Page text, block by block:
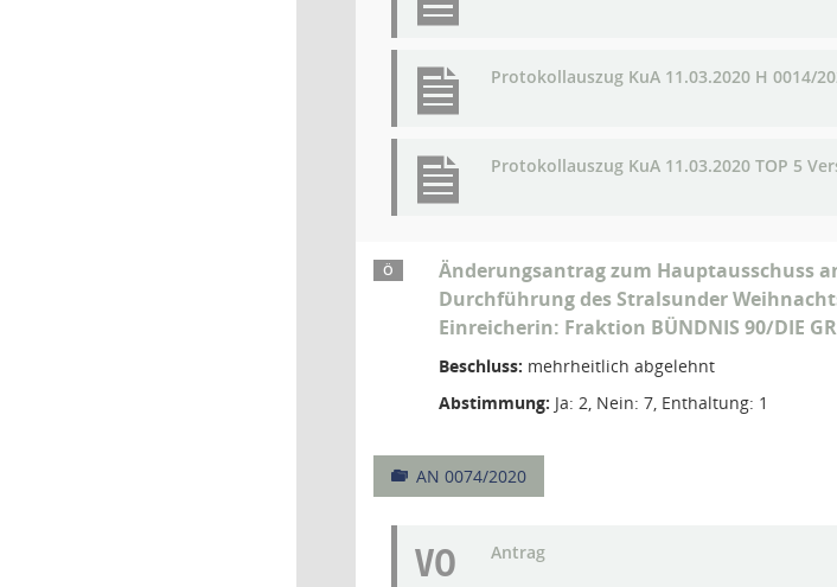
Protokollauszug KuA 11.03.2020 H 0014/
Protokollauszug KuA 11.03.2020 TOP 5
Ö
Änderungsantrag zum Hauptausschuss
Durchführung des Stralsunder
Einreicherin: Fraktion BÜNDNIS 90/DIE
Beschluss: mehrheitlich abgelehnt
Abstimmung: Ja: 2, Nein: 7, Enthaltung: 1
AN 0074/2020
VO Antrag